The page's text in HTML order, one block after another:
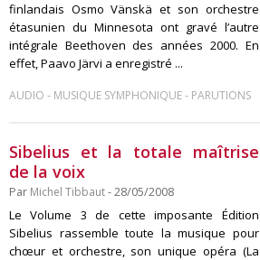
finlandais Osmo Vänskä et son orchestre
étasunien du Minnesota ont gravé l’autre
intégrale Beethoven des années 2000. En
effet, Paavo Järvi a enregistré ...
AUDIO - MUSIQUE SYMPHONIQUE- PARUTIONS
Sibelius et la totale maîtrise
de la voix
Par Michel Tibbaut- 28/05/2008
Le Volume 3 de cette imposante Édition
Sibelius rassemble toute la musique pour
chœur et orchestre, son unique opéra (La